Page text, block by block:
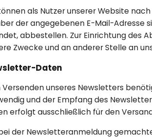
als Nutzer unserer Website
der angegebenen E-Mail-Adresse
abbestellen. Zur Einrichtung des
Zwecke und an anderer Stelle an
Daten
Versenden unseres Newsletters
und der Empfang des
erfolgt ausschließlich für den
der Newsletteranmeldung